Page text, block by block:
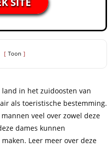
Toon
in het zuidoosten van
als toeristische bestemming.
veel over zowel deze
dames kunnen
Leer meer over deze